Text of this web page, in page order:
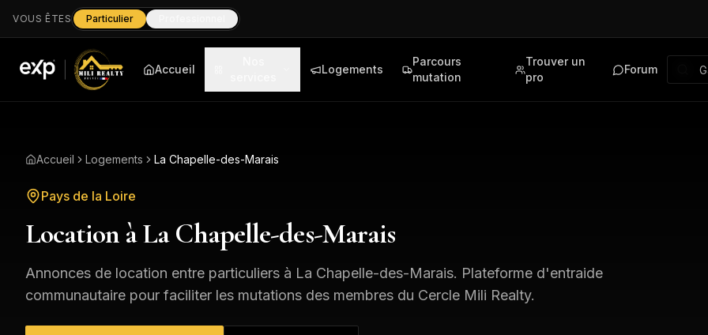
VOUS ÊTES Particulier
Accueil Logements
Parcours
mutation
Trouver un
pro
Forum
Accueil Logements La Chapelle-des-Marais
Pays de la Loire
Location àLa Chapelle-des-Marais
Annonces de location entre particuliers à La Chapelle-des-Marais. Plateforme d'entraide
communautaire pour faciliter les mutations des membres du Cercle Mili Realty.